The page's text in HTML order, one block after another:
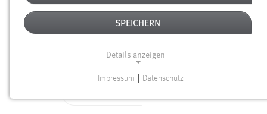
Alter
Aktive Filter:
SPEICHERN
Details anzeigen
Impressum Datenschutz